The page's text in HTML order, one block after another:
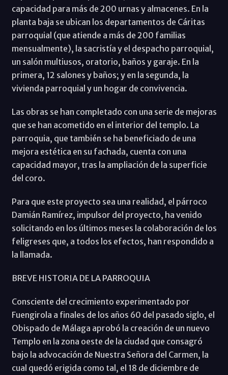
capacidad para más de 200 urnas y almacenes. En la
planta baja se ubican los departamentos de Cáritas
parroquial (que atiende a más de 200 familias
mensualmente), la sacristía y el despacho parroquial,
un salón multiusos, oratorio, baños y garaje. En la
primera, 12 salones y baños; y en la segunda, la
vivienda parroquial y un hogar de convivencia.
Las obras se han completado con una serie de mejoras
que se han acometido en el interior del templo. La
parroquia, que también se ha beneficiado de una
mejora estética en su fachada, cuenta con una
capacidad mayor, tras la ampliación de la superficie
del coro.
Para que este proyecto sea una realidad, el párroco
Damián Ramírez, impulsor del proyecto, ha venido
solicitando en los últimos meses la colaboración de los
feligreses que, a todos los efectos, han respondido a
la llamada.
BREVE HISTORIA DE LA PARROQUIA
Consciente del crecimiento experimentado por
Fuengirola a finales de los años 60 del pasado siglo, el
Obispado de Málaga aprobó la creación de un nuevo
Templo en la zona oeste de la ciudad que consagró
bajo la advocación de Nuestra Señora del Carmen, la
cual quedó erigida como tal, el 18 de diciembre de